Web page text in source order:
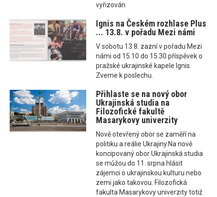
vyřizován
Ignis na Českém rozhlase Plus
... 13.8. v pořadu Mezi námi
V sobotu 13.8. zazní v pořadu Mezi
námi od 15.10 do 15.30 příspěvek o
pražské ukrajinské kapele Ignis.
Zveme k poslechu.
Přihlaste se na nový obor
Ukrajinská studia na
Filozofické fakultě
Masarykovy univerzity
Nově otevřený obor se zaměří na
politiku a reálie Ukrajiny.Na nově
koncipovaný obor Ukrajinská studia
se můžou do 11. srpna hlásit
zájemci o ukrajinskou kulturu nebo
zemi jako takovou. Filozofická
fakulta Masarykovy univerzity totiž